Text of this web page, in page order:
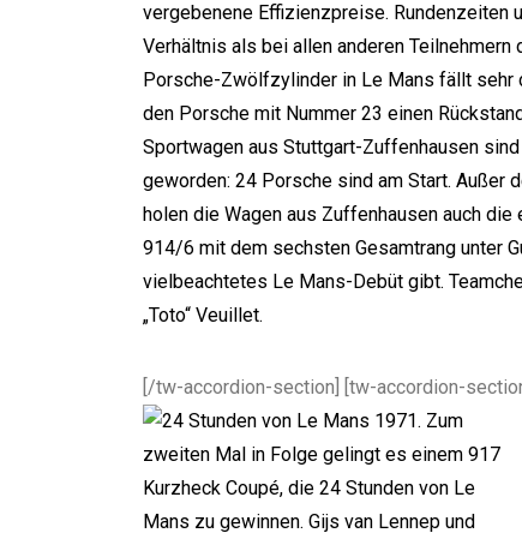
vergebenene Effizienzpreise.
Verhältnis als bei allen anderen
Porsche-Zwölfzylinder in Le Mans fällt sehr
den Porsche mit Nummer 23 einen
Sportwagen aus Stuttgart-Zuffenhausen
geworden: 24 Porsche sind am Start. Außer
holen die Wagen aus Zuffenhausen auch
914/6 mit dem sechsten Gesamtrang unter
vielbeachtetes Le Mans-Debüt gibt.
„Toto“ Veuillet.
[/tw-accordion-section] [tw-accordion-